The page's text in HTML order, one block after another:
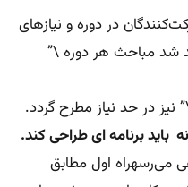
در دوره و نیازهای
شد مباحث هر دوره \”
در حد نیاز مطرح گردد.
باید برنامه ای طراحی کند.
می‌رسهراه اول مطابق